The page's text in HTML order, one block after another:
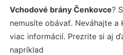
Vchodové brány Čenkovce?
nemusíte obávať. Neváhajte
viac informácií. Prezrite si aj
napríklad